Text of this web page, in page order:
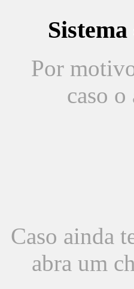
Por
caso o
Caso ainda
abra um